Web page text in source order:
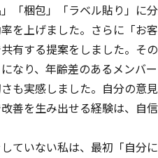
「梱包」「ラベル貼り」に分
を上げました。さらに「お客
有する提案をしました。その
なり、年齢差のあるメンバー
も実感しました。自分の意見
善を生み出せる経験は、自信
ていない私は、最初「自分に